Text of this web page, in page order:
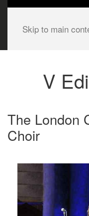
Skip to main
V
The London
Choir